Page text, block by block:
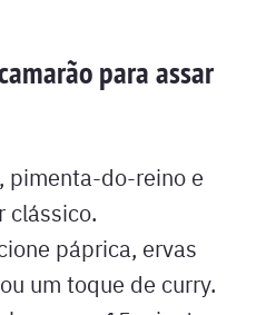
para assar
pimenta-do-reino e
clássico.
páprica, ervas
um toque de curry.